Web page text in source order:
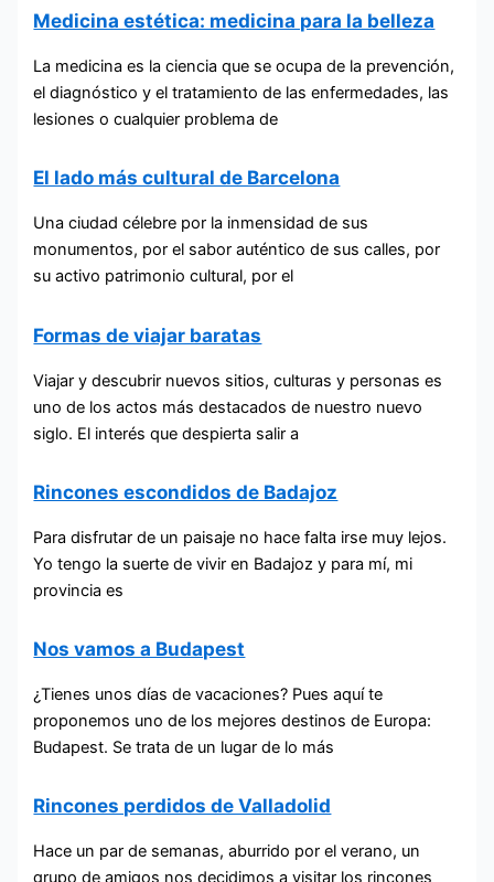
Medicina estética: medicina para la belleza
La medicina es la ciencia que se ocupa de la prevención,
el diagnóstico y el tratamiento de las enfermedades, las
lesiones o cualquier problema de
El lado más cultural de Barcelona
Una ciudad célebre por la inmensidad de sus
monumentos, por el sabor auténtico de sus calles, por
su activo patrimonio cultural, por el
Formas de viajar baratas
Viajar y descubrir nuevos sitios, culturas y personas es
uno de los actos más destacados de nuestro nuevo
siglo. El interés que despierta salir a
Rincones escondidos de Badajoz
Para disfrutar de un paisaje no hace falta irse muy lejos.
Yo tengo la suerte de vivir en Badajoz y para mí, mi
provincia es
Nos vamos a Budapest
¿Tienes unos días de vacaciones? Pues aquí te
proponemos uno de los mejores destinos de Europa:
Budapest. Se trata de un lugar de lo más
Rincones perdidos de Valladolid
Hace un par de semanas, aburrido por el verano, un
grupo de amigos nos decidimos a visitar los rincones